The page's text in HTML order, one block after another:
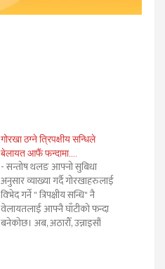
गोरखा ठग्ने त्रिपक्षीय सन्धिले
बेलायत आफैं फन्दामा….
- सन्तोष थलङ आफ्नो सुबिधा
अनुसार व्याख्या गर्दै गोरखाहरुलाई
विभेद गर्ने " त्रिपक्षीय सन्धि" नै
वेलायतलाई आफ्नै घाँटीको फन्दा
बनेकोछ। अब, अठारौँ, उन्नाइसौं